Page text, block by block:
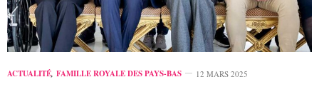
ACTUALITÉ, FAMILLE ROYALE DES PAYS-BAS 12 MARS 2025